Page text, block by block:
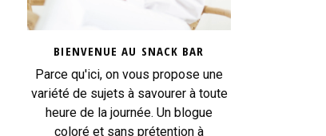
BIENVENUE AU SNACK BAR
Parce qu'ici, on vous propose une
variété de sujets à savourer à toute
heure de la journée. Un blogue
coloré et sans prétention à